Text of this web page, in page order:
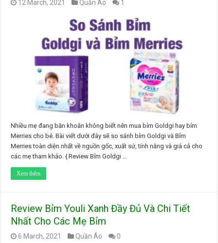
12 March, 2021 Quần Áo 1
Nhiều mẹ đang băn khoăn không biết nên mua bỉm Goldgi hay bỉm
Merries cho bé. Bài viết dưới đây sẽ so sánh bỉm Goldgi và Bỉm
Merries toàn diện nhất về nguồn gốc, xuất sứ, tính năng và giá cả cho
các mẹ tham khảo. { Review Bỉm Goldgi …
Xem thêm
Review Bỉm Youli Xanh Đầy Đủ Và Chi Tiết
Nhất Cho Các Mẹ Bỉm
6 March, 2021 Quần Áo 0